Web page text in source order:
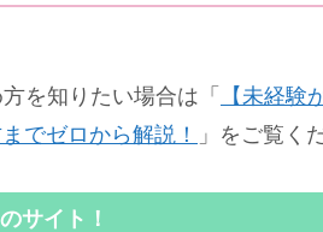
を知りたい場合は「
【未経験
でゼロから解説！
」をご覧く
サイト！